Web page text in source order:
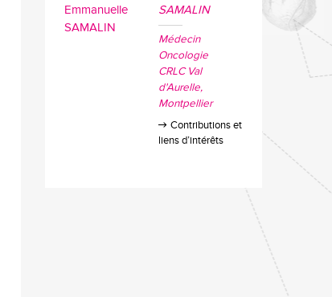
SAMALIN
Médecin
Oncologie
CRLC Val
d'Aurelle
Montpellier
Contributions et
liens d’intérêts